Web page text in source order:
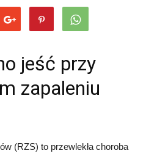
jeść przy
zapaleniu
(RZS) to przewlekła choroba